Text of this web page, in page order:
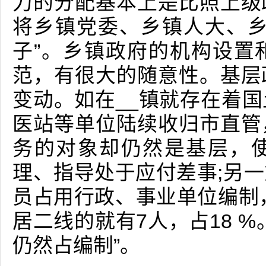
将乡镇党委、乡镇人大、
子”。乡镇政府的机构设
范，有很大的随意性。基
变动。如在__镇就存在着
医站等单位陆续收归市直
务的对象却仍然是基层，
理、指导处于应付差事;另
员占用行政、事业单位编
居二线的就有7人，占18 %
仍然占编制”。